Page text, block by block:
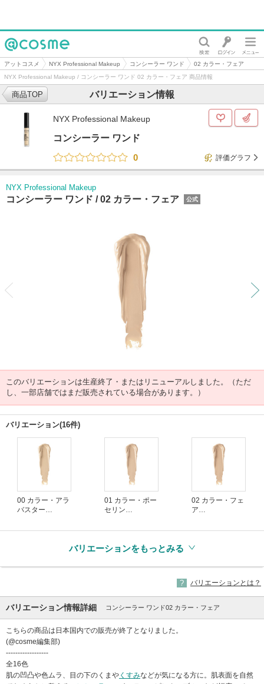
@cosme
アットコスメ NYX Professional Makeup コンシーラー ワンド
02 カラー・フェア
NYX Professional Makeup / コンシーラー ワンド 02 カラー・フェア 商品情報
バリエーション情報
商品TOP
NYX Professional Makeup
コンシーラー ワンド
0
評価グラフ
NYX Professional Makeup
コンシーラー ワンド /02 カラー・フェア 公式
このバリエーションは生産終了・またはリニューアルしました。（ただ
し、一部店舗ではまだ販売されている場合があります。）
バリエーション(16件)
00 カラー・アラ
バスター
01 カラー・ポー
セリン
02 カラー・フェ
ア
バリエーションをもっとみる
バリエーションとは？
バリエーション情報詳細 コンシーラー ワンド02 カラー・フェア
こちらの商品は日本国内での販売が終了となりました。
(@cosme編集部)
------------------
全16色
肌の凹凸や色ムラ、目の下のくまや くすみなどが気になる方に。肌表面を自然